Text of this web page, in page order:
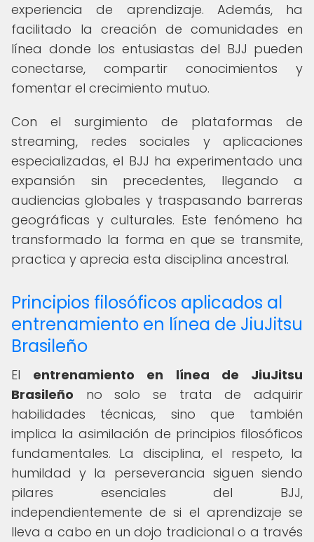
experiencia de aprendizaje. Además, ha
facilitado la creación de comunidades en
línea donde los entusiastas del BJJ pueden
conectarse, compartir conocimientos y
fomentar el crecimiento mutuo.
Con el surgimiento de plataformas de
streaming, redes sociales y aplicaciones
especializadas, el BJJ ha experimentado una
expansión sin precedentes, llegando a
audiencias globales y traspasando barreras
geográficas y culturales. Este fenómeno ha
transformado la forma en que se transmite,
practica y aprecia esta disciplina ancestral.
Principios filosóficos aplicados al
entrenamiento en línea de JiuJitsu
Brasileño
El entrenamiento en línea de JiuJitsu
Brasileño no solo se trata de adquirir
habilidades técnicas, sino que también
implica la asimilación de principios filosóficos
fundamentales. La disciplina, el respeto, la
humildad y la perseverancia siguen siendo
pilares esenciales del BJJ,
independientemente de si el aprendizaje se
lleva a cabo en un dojo tradicional o a través